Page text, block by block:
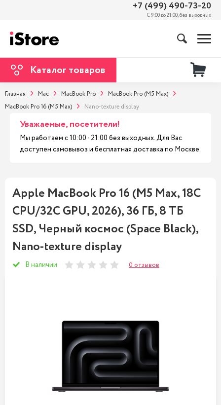
+7 (499) 490-73-20
С 9:00 до 21:00, без выходных
Каталог товаров
Главная Mac MacBook Pro
MacBook Pro (M5 Max)
MacBook Pro 16 (M5 Max)
Nano-texture display
Уважаемые, посетители!
Мы работаем с 10:00 - 21:00 без выходных. Для Вас
доступен самовывоз и бесплатная доставка по Москве.
Apple MacBook Pro 16 (M5 Max, 18C
CPU/32C GPU, 2026), 36 ГБ, 8 ТБ
SSD, Черный космос (Space Black),
Nano-texture display
В наличии 0 отзывов